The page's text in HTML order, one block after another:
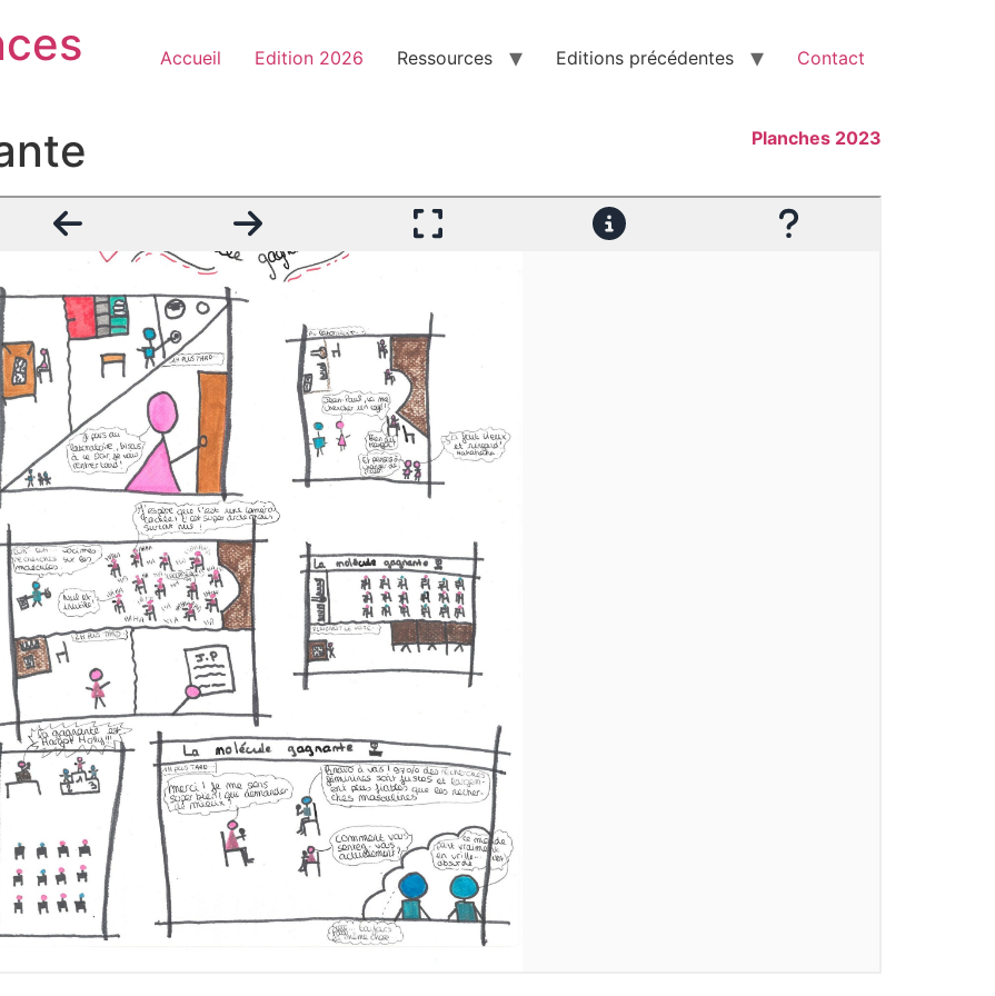
Accueil Edition 2026 Ressources Editions précédentes Contact
Planches 2023